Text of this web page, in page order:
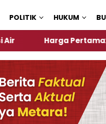
POLITIK HUKUM
Harga Pertamax Turun